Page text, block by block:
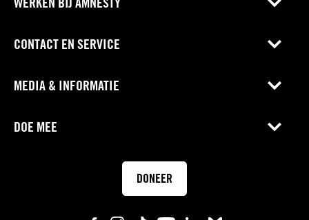
CONTACT EN SERVICE
MEDIA & INFORMATIE
DOE MEE
DONEER